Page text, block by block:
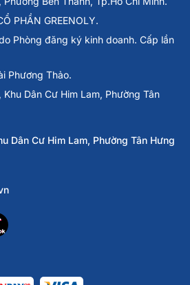
801 311
PHẦN GREENOLY.
Phòng đăng ký kinh doanh. Cấp lần
Phương Thảo.
Dân Cư Him Lam, Phường Tân
Dân Cư Him Lam, Phường Tân Hưng